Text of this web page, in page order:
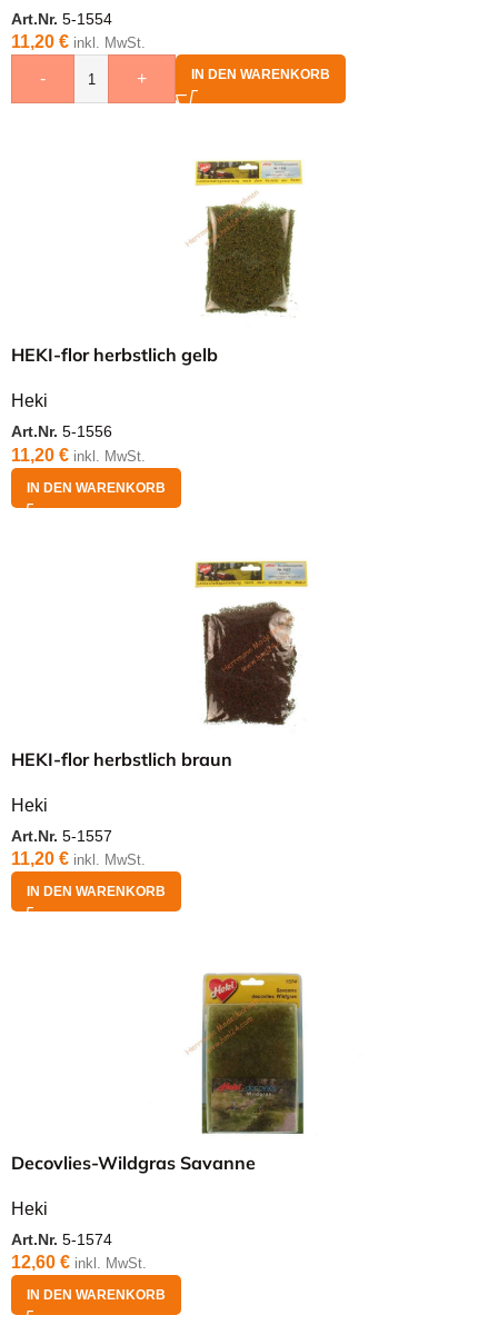
Art.Nr. 5-1554
11,20 € inkl. MwSt.
- + IN DEN WARENKORB
HEKI-flor herbstlich gelb
Heki
Art.Nr. 5-1556
11,20 € inkl. MwSt.
IN DEN WARENKORB
HEKI-flor herbstlich braun
Heki
Art.Nr. 5-1557
11,20 € inkl. MwSt.
IN DEN WARENKORB
Decovlies-Wildgras Savanne
Heki
Art.Nr. 5-1574
12,60 € inkl. MwSt.
IN DEN WARENKORB